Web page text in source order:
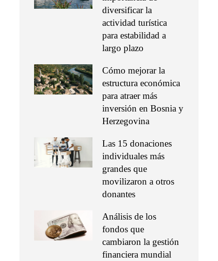
diversificar la
actividad turística
para estabilidad a
largo plazo
Cómo mejorar la
estructura económica
para atraer más
inversión en Bosnia y
Herzegovina
Las 15 donaciones
individuales más
grandes que
movilizaron a otros
donantes
Análisis de los
fondos que
cambiaron la gestión
financiera mundial